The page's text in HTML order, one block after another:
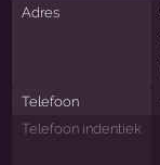
Adres
Telefoon
Telefoon indentiek